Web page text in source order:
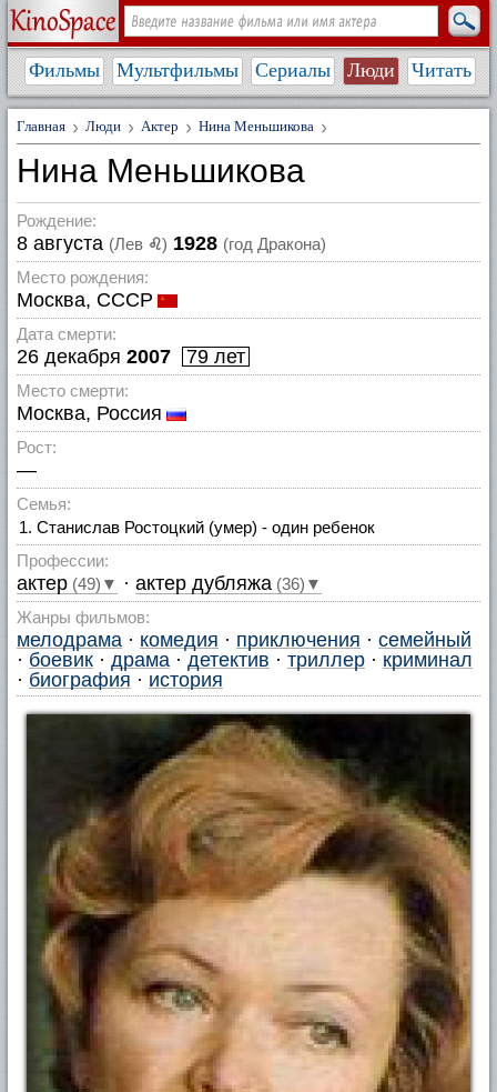
Фильмы Мультфильмы Сериалы Люди Читать
Главная Люди Актер Нина Меньшикова
Нина Меньшикова
Рождение:
8 августа (Лев ♌) 1928 (год Дракона)
Место рождения:
Москва, СССР
Дата смерти:
26 декабря 2007 79 лет
Место смерти:
Москва, Россия
Рост:
—
Семья:
Станислав Ростоцкий (умер) - один ребенок
Профессии:
актер (49)▼ · актер дубляжа (36)▼
Жанры фильмов:
мелодрама · комедия · приключения · семейный
· боевик · драма · детектив · триллер · криминал
· биография · история